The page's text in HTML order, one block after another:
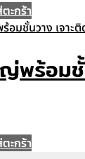
ะกร้า
พร้อม
ะกร้า